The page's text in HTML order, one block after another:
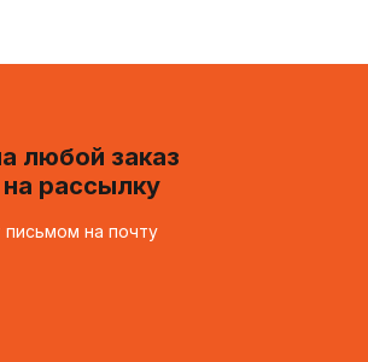
любой заказ
рассылку
на почту